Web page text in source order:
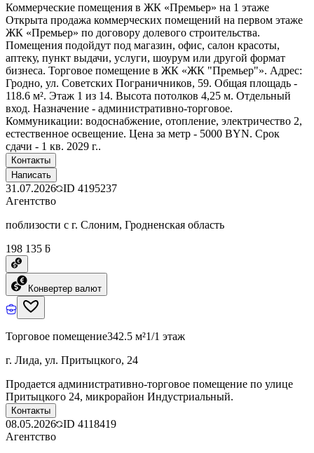
Коммерческие помещения в ЖК «Премьер» на 1 этаже
Открыта продажа коммерческих помещений на первом этаже
ЖК «Премьер» по договору долевого строительства.
Помещения подойдут под магазин, офис, салон красоты,
аптеку, пункт выдачи, услуги, шоурум или другой формат
бизнеса. Торговое помещение в ЖК «ЖК "Премьер"». Адрес:
Гродно, ул. Советских Пограничников, 59. Общая площадь -
118.6 м². Этаж 1 из 14. Высота потолков 4,25 м. Отдельный
вход. Назначение - административно-торговое.
Коммуникации: водоснабжение, отопление, электричество 2,
естественное освещение. Цена за метр - 5000 BYN. Срок
сдачи - 1 кв. 2029 г..
Контакты
Написать
31.07.2026 ID 4195237
Агентство
поблизости с г. Слоним, Гродненская область
198 135 ƃ
Конвертер валют
Торговое помещение342.5 м²1/1 этаж
г. Лида, ул. Притыцкого, 24
Продается административно-торговое помещение по улице
Притыцкого 24, микрорайон Индустриальный.
Контакты
08.05.2026 ID 4118419
Агентство